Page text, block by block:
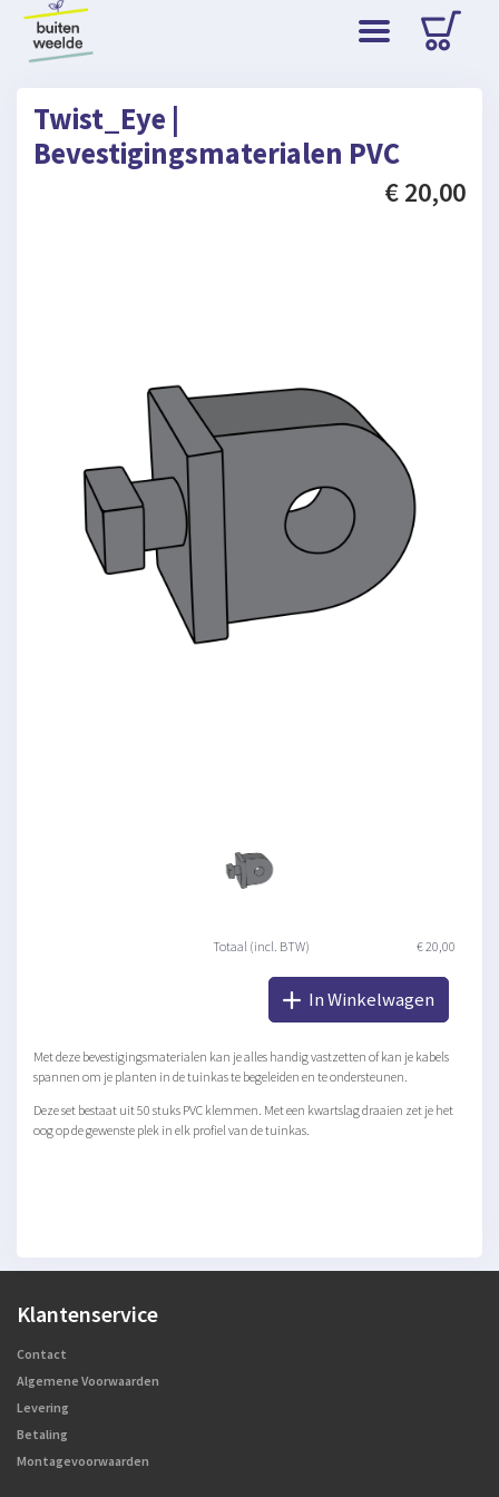
Twist_Eye |
Bevestigingsmaterialen PVC
€ 20,00
Totaal (incl. BTW) € 20,00
In Winkelwagen
Met deze bevestigingsmaterialen kan je alles handig vastzetten of kan je kabels
spannen om je planten in de tuinkas te begeleiden en te ondersteunen.
Deze set bestaat uit 50 stuks PVC klemmen. Met een kwartslag draaien zet je het
oog op de gewenste plek in elk profiel van de tuinkas.
Klantenservice
Contact
Algemene Voorwaarden
Levering
Betaling
Montagevoorwaarden